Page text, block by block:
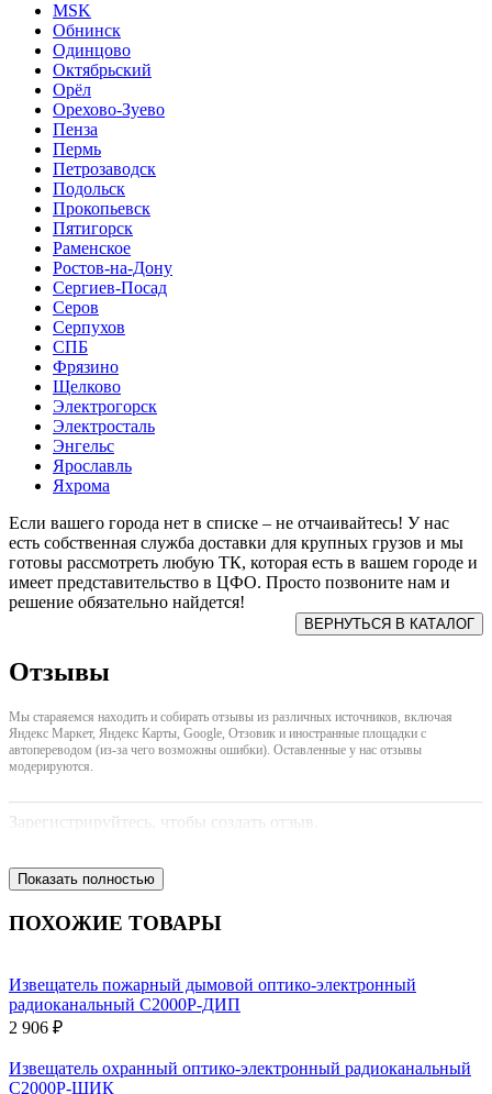
MSK
Обнинск
Одинцово
Октябрьский
Орёл
Орехово-Зуево
Пенза
Пермь
Петрозаводск
Подольск
Прокопьевск
Пятигорск
Раменское
Ростов-на-Дону
Сергиев-Посад
Серов
Серпухов
СПБ
Фрязино
Щелково
Электрогорск
Электросталь
Энгельс
Ярославль
Яхрома
Если вашего города нет в списке – не отчаивайтесь! У нас
есть собственная служба доставки для крупных грузов и мы
готовы рассмотреть любую ТК, которая есть в вашем городе и
имеет представительство в ЦФО. Просто позвоните нам и
решение обязательно найдется!
Отзывы
Мы стараяемся находить и собирать отзывы из различных источников, включая
Яндекс Маркет, Яндекс Карты, Google, Отзовик и иностранные площадки с
автопереводом (из-за чего возможны ошибки). Оставленные у нас отзывы
модерируются.
Зарегистрируйтесь, чтобы создать отзыв.
Показать полностью
ПОХОЖИЕ ТОВАРЫ
Извещатель пожарный дымовой оптико-электронный
радиоканальный С2000Р-ДИП
2 906 ₽
Извещатель охранный оптико-электронный радиоканальный
С2000Р-ШИК